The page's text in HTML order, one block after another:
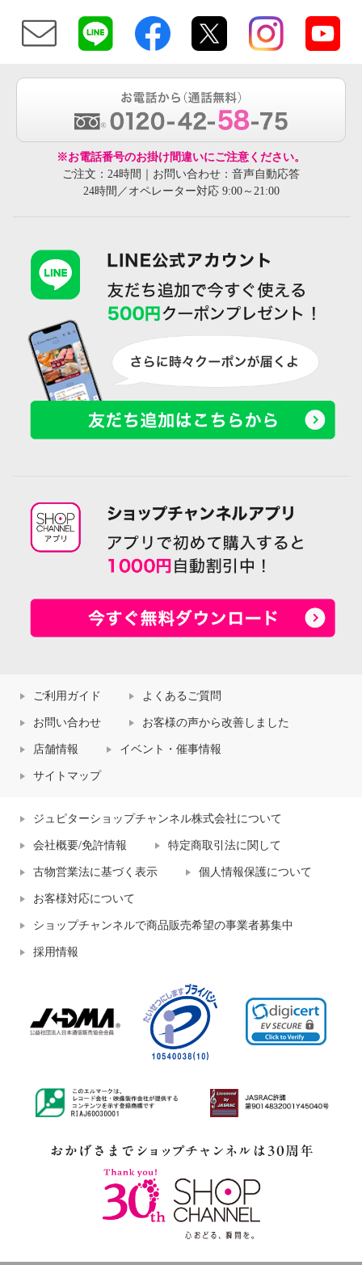
※お電話番号のお掛け間違いにご注意ください。
ご注文：24時間｜お問い合わせ：音声自動応答
24時間／オペレーター対応 9:00～21:00
ご利用ガイド よくあるご質問
お問い合わせ お客様の声から改善しました
店舗情報 イベント・催事情報
サイトマップ
ジュピターショップチャンネル株式会社について
会社概要/免許情報 特定商取引法に関して
古物営業法に基づく表示 個人情報保護について
お客様対応について
ショップチャンネルで商品販売希望の事業者募集中
採用情報